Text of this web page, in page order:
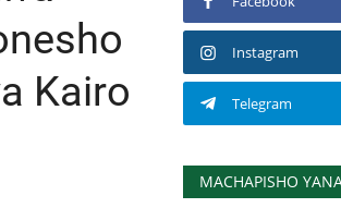
Kairo
Instagram
Telegram
MACHAPISHO